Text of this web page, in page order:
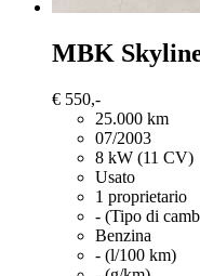
MBK
€ 550,-
25.000 km
07/2003
8 kW (11 CV)
Usato
1 proprietario
- (Tipo di
Benzina
- (l/100 km)